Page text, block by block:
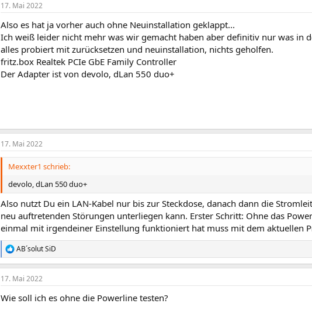
17. Mai 2022
Also es hat ja vorher auch ohne Neuinstallation geklappt...
Ich weiß leider nicht mehr was wir gemacht haben aber definitiv nur was in
alles probiert mit zurücksetzen und neuinstallation, nichts geholfen.
fritz.box Realtek PCIe GbE Family Controller
Der Adapter ist von devolo, dLan 550 duo+
17. Mai 2022
Mexxter1 schrieb:
devolo, dLan 550 duo+
Also nutzt Du ein LAN-Kabel nur bis zur Steckdose, danach dann die
neu auftretenden Störungen unterliegen kann. Erster Schritt: Ohne das
einmal mit irgendeiner Einstellung funktioniert hat muss mit dem aktuellen
R
e
a
k
i
AB´solut SiD
17. Mai 2022
Wie soll ich es ohne die Powerline testen?